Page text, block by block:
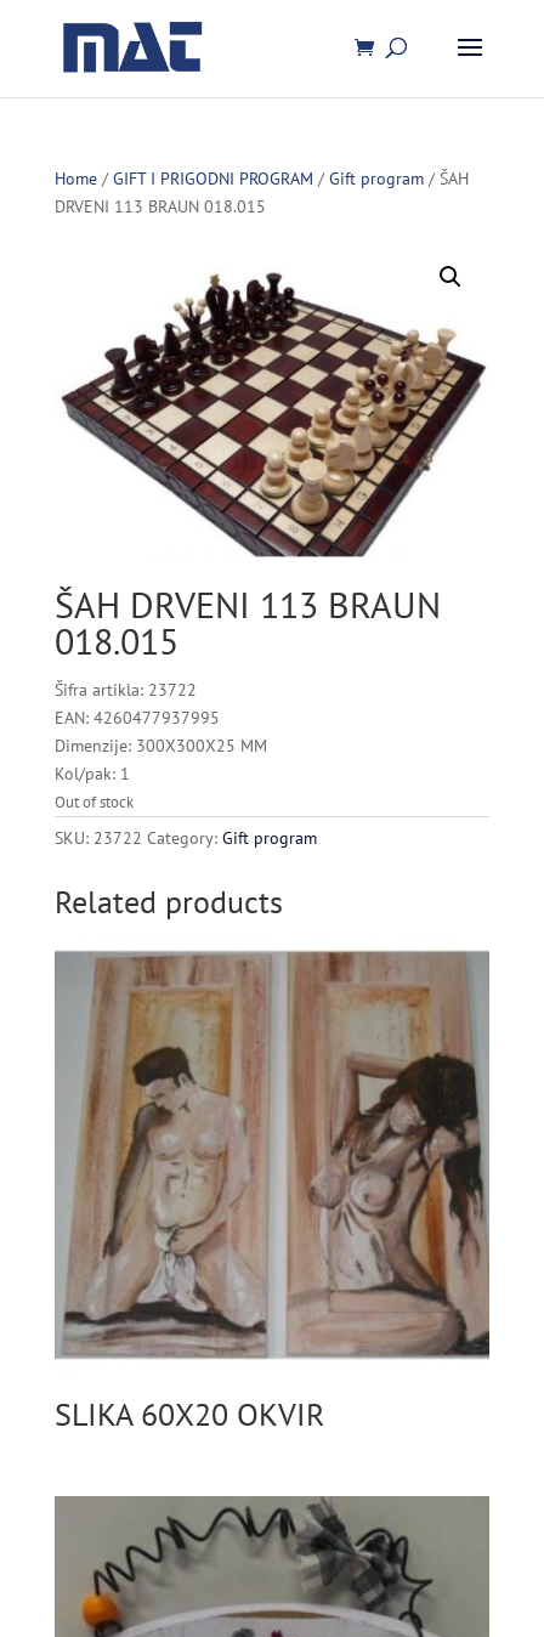
Home/GIFT I PRIGODNI PROGRAM /Gift program/ ŠAH
DRVENI 113 BRAUN 018.015
ŠAH DRVENI 113 BRAUN
018.015
Šifra artikla: 23722
EAN: 4260477937995
Dimenzije: 300X300X25 MM
Kol/pak: 1
Out of stock
SKU: 23722 Category: Gift program
Related products
SLIKA 60X20 OKVIR